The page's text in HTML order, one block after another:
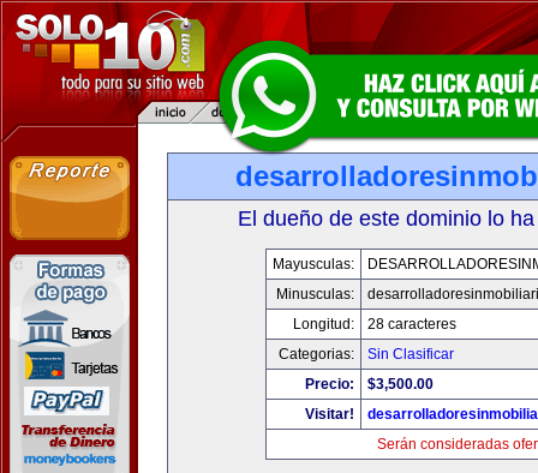
El dueño de este dominio lo
Mayusculas:
Minusculas:
Longitud:
28 caracteres
Categorias:
Sin Clasificar
Precio:
$3,500.00
Visitar!
Serán consideradas